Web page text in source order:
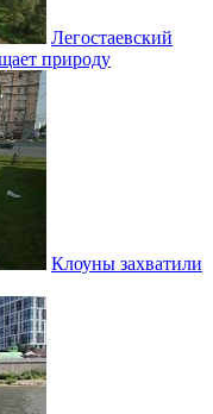
Легостаевский
природу
Клоуны захватили